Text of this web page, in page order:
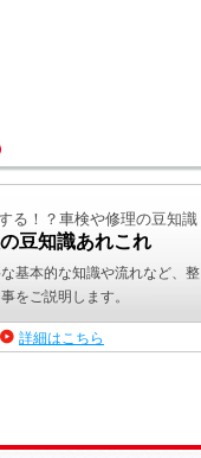
る！？車検や修理の豆知識
豆知識あれこれ
基本的な知識や流れなど、整
をご説明します。
詳細はこちら